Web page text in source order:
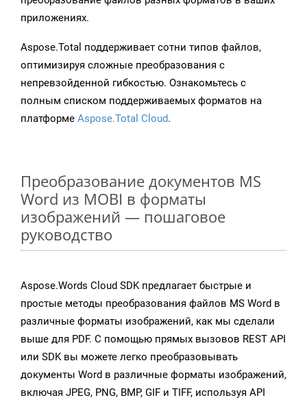
приложениях.
Aspose.Total поддерживает сотни типов файлов,
оптимизируя сложные преобразования с
непревзойденной гибкостью. Ознакомьтесь с
полным списком поддерживаемых форматов на
платформе Aspose.Total Cloud.
Преобразование документов MS
Word из MOBI в форматы
изображений — пошаговое
руководство
Aspose.Words Cloud SDK предлагает быстрые и
простые методы преобразования файлов MS Word в
различные форматы изображений, как мы сделали
выше для PDF. С помощью прямых вызовов REST API
или SDK вы можете легко преобразовывать
документы Word в различные форматы изображений,
включая JPEG, PNG, BMP, GIF и TIFF, используя API